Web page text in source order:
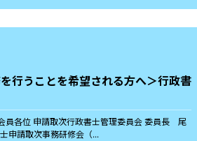
行うことを希望される方へ＞行政書
員各位 申請取次行政書士管理委員会 委員長 尾
次事務研修会（...